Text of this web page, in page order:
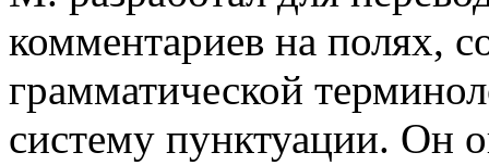
комментариев на полях,
грамматической
систему пунктуации. Он